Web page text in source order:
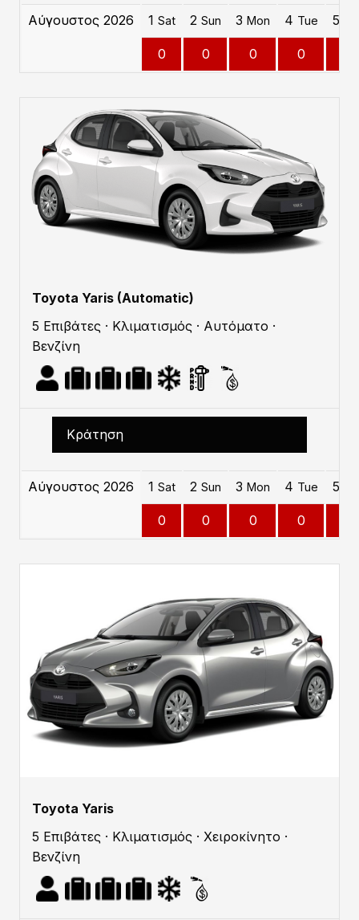
Αύγουστος 2026 1 Sat 2 Sun 3 Mon 4 Tue 5
0 0 0 0
Toyota Yaris (Automatic)
5 Επιβάτες · Κλιματισμός · Αυτόματο ·
Βενζίνη
Κράτηση
Αύγουστος 2026 1 Sat 2 Sun 3 Mon 4 Tue 5
0 0 0 0
Toyota Yaris
5 Επιβάτες · Κλιματισμός · Χειροκίνητο ·
Βενζίνη